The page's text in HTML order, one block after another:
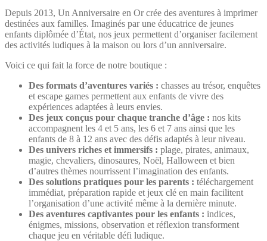
Depuis 2013, Un Anniversaire en Or crée des aventures à imprimer
destinées aux familles. Imaginés par une éducatrice de jeunes
enfants diplômée d’État, nos jeux permettent d’organiser facilement
des activités ludiques à la maison ou lors d’un anniversaire.
Voici ce qui fait la force de notre boutique :
Des formats d’aventures variés : chasses au trésor, enquêtes
et escape games permettent aux enfants de vivre des
expériences adaptées à leurs envies.
Des jeux conçus pour chaque tranche d’âge : nos kits
accompagnent les 4 et 5 ans, les 6 et 7 ans ainsi que les
enfants de 8 à 12 ans avec des défis adaptés à leur niveau.
Des univers riches et immersifs : plage, pirates, animaux,
magie, chevaliers, dinosaures, Noël, Halloween et bien
d’autres thèmes nourrissent l’imagination des enfants.
Des solutions pratiques pour les parents : téléchargement
immédiat, préparation rapide et jeux clé en main facilitent
l’organisation d’une activité même à la dernière minute.
Des aventures captivantes pour les enfants : indices,
énigmes, missions, observation et réflexion transforment
chaque jeu en véritable défi ludique.